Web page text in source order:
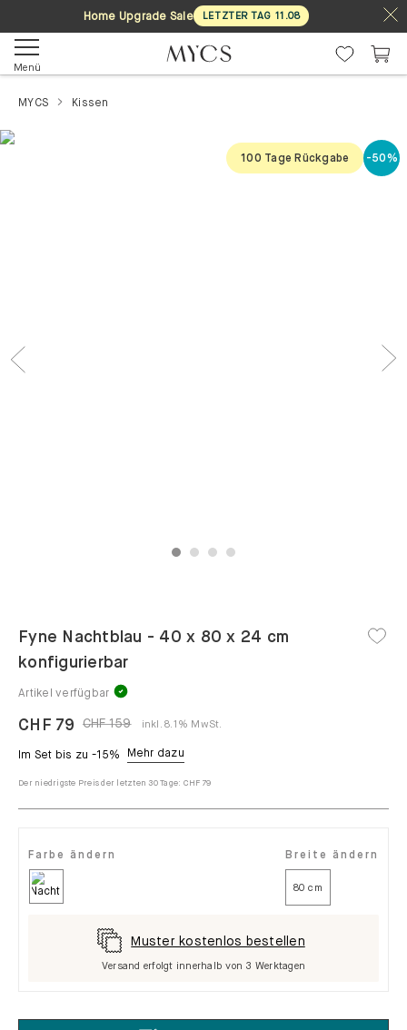
Home Upgrade Sale LETZTER TAG 11 .08
Menü
MYCS Kissen
1 2 3 4
100 Tage Rückgabe -50%
Fyne Nachtblau - 40 x 80 x 24 cm
konfigurierbar
Artikel verfügbar
CHF 159
CHF 79 inkl. 8.1% MwSt.
Im Set bis zu -15% Mehr dazu
Der niedrigste Preis der letzten 30 Tage: CHF 79
Farbe ändern Breite ändern
80 cm
Muster kostenlos bestellen
Versand erfolgt innerhalb von 3 Werktagen